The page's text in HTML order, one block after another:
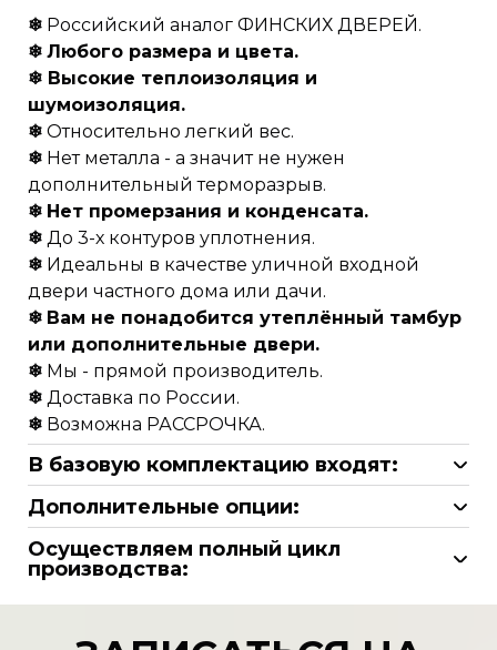
❄ Российский аналог ФИНСКИХ ДВЕРЕЙ.
❄ Любого размера и цвета.
❄ Высокие теплоизоляция и
шумоизоляция.
❄ Относительно легкий вес.
❄ Нет металла - а значит не нужен
дополнительный терморазрыв.
❄ Нет промерзания и конденсата.
❄ До 3-х контуров уплотнения.
❄ Идеальны в качестве уличной входной
двери частного дома или дачи.
❄ Вам не понадобится утеплённый тамбур
или дополнительные двери.
❄ Мы - прямой производитель.
❄ Доставка по России.
❄ Возможна РАССРОЧКА.
В базовую комплектацию входят:
полотно с коробкой (двойной контур
уплотнителя)
коробка дверная из клеёного массива
сосны армирована березовой фанерой
Дополнительные опции:
накладка на порог из нержавеющей стали.
покраска по палитре RAL в любой цвет
покраска в два и более цвета
наличники любой ширины
рисунок (фрезеровка) с двух сторон
Осуществляем полный цикл
производства:
доставка по всей России